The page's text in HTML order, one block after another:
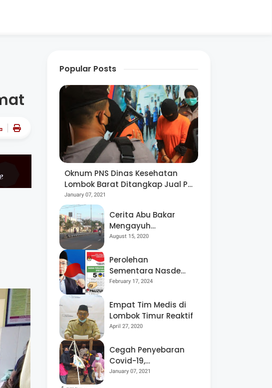
Popular Posts
Oknum PNS Dinas Kesehatan
Lombok Barat Ditangkap Jual Pil
Ekstasi
January 07, 2021
Cerita Abu Bakar
Mengayuh
Sepedanya Selama
Menggelorakan
Kemerdekaan
August 15, 2020
Perolehan
Sementara Nasdem
Lobar Tertinggi,
Berpeluang “Rebut”
Kursi Dapil 3
February 17, 2024
Empat Tim Medis di
Lombok Timur Reaktif
April 27, 2020
Cegah Penyebaran
Covid-19,
Bhabinkamtibmas
January 07, 2021